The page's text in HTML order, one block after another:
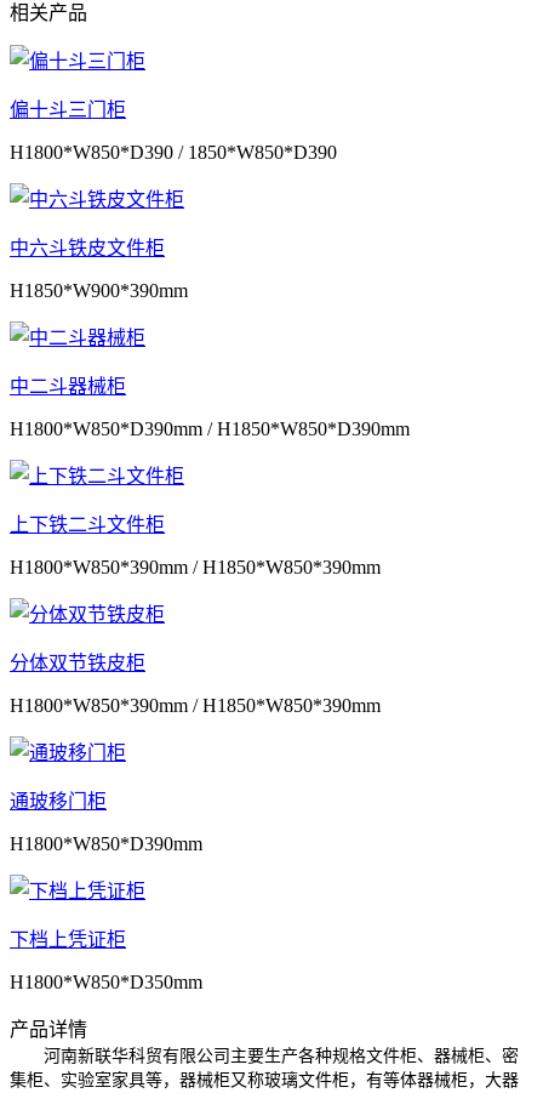
相关产品
偏十斗三门柜
H1800*W850*D390 / 1850*W850*D390
中六斗铁皮文件柜
H1850*W900*390mm
中二斗器械柜
H1800*W850*D390mm / H1850*W850*D390mm
上下铁二斗文件柜
H1800*W850*390mm / H1850*W850*390mm
分体双节铁皮柜
H1800*W850*390mm / H1850*W850*390mm
通玻移门柜
H1800*W850*D390mm
下档上凭证柜
H1800*W850*D350mm
产品详情
河南新联华科贸有限公司主要生产各种规格文件柜、器械柜、密
集柜、实验室家具等，器械柜又称玻璃文件柜，有等体器械柜，大器